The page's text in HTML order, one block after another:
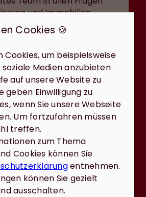
und Immobilien
Umgang ist
wie Freundschaft, bei
Zeit, um alle Fragen zu
wenn da mal eine
bleibt, gibt es zeitnah
darauf. Freundlichkeit,
Kompetenz sind im
keine Fremdwörter,
gelebt!! Dieter Rolle
Cookies 🍪
Cookies, um beispielsweise
Medien anzubieten
auf unsere Website zu
geben Einwilligung zu
wenn Sie unsere Webseite
Um fortzufahren müssen
treffen.
zum Thema
Cookies können Sie
entnehmen.
können Sie gezielt
ausschalten.